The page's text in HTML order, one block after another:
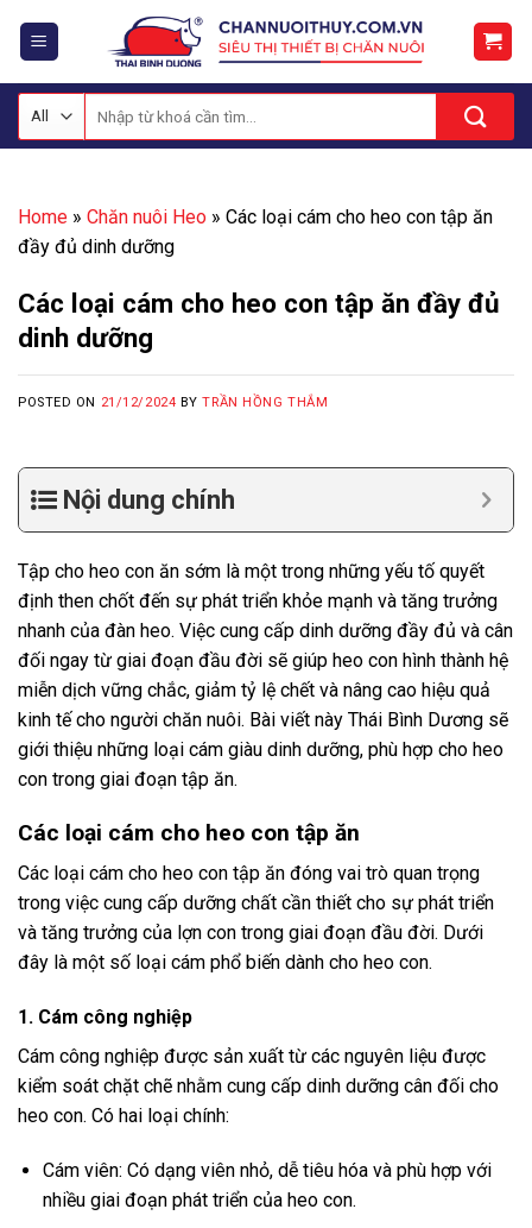
kiếm:
Home » Chăn nuôi Heo » Các loại cám cho heo con tập ăn
đầy đủ dinh dưỡng
Các loại cám cho heo con tập ăn đầy đủ
dinh dưỡng
POSTED ON 21/12/2024 BYTRẦN HỒNG THẮM
Nội dung chính
Tập cho heo con ăn sớm là một trong những yếu tố quyết
định then chốt đến sự phát triển khỏe mạnh và tăng trưởng
nhanh của đàn heo. Việc cung cấp dinh dưỡng đầy đủ và cân
đối ngay từ giai đoạn đầu đời sẽ giúp heo con hình thành hệ
miễn dịch vững chắc, giảm tỷ lệ chết và nâng cao hiệu quả
kinh tế cho người chăn nuôi. Bài viết này Thái Bình Dương sẽ
giới thiệu những loại cám giàu dinh dưỡng, phù hợp cho heo
con trong giai đoạn tập ăn.
Các loại cám cho heo con tập ăn
Các loại cám cho heo con tập ăn đóng vai trò quan trọng
trong việc cung cấp dưỡng chất cần thiết cho sự phát triển
và tăng trưởng của lợn con trong giai đoạn đầu đời. Dưới
đây là một số loại cám phổ biến dành cho heo con.
1. Cám công nghiệp
Cám công nghiệp được sản xuất từ các nguyên liệu được
kiểm soát chặt chẽ nhằm cung cấp dinh dưỡng cân đối cho
heo con. Có hai loại chính:
Cám viên: Có dạng viên nhỏ, dễ tiêu hóa và phù hợp với
nhiều giai đoạn phát triển của heo con.